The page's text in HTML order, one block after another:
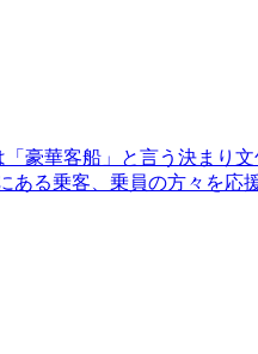
豪華客船」と言う決まり
ある乗客、乗員の方々を応